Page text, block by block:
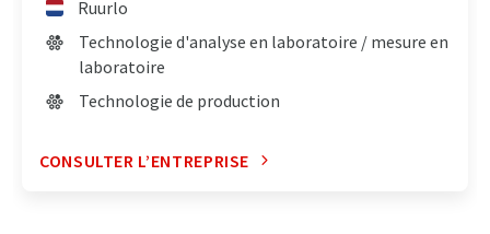
Ruurlo
Technologie d'analyse en laboratoire / mesure en
laboratoire
Technologie de production
CONSULTER L’ENTREPRISE